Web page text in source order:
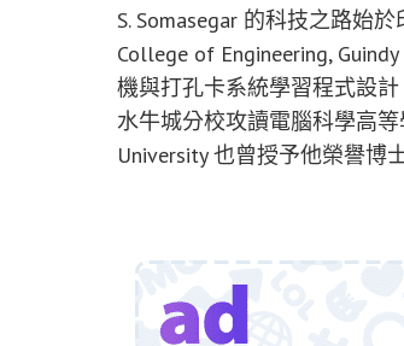
S. Somasegar 的科技之路始
College of Engineering,
機與打孔卡系統學習程式設
水牛城分校攻讀電腦科學高
University 也曾授予他榮譽博